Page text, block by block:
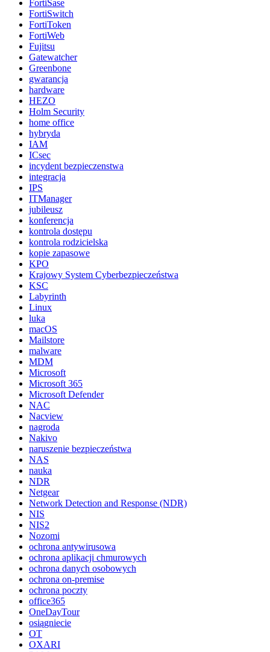
FortiSase
FortiSwitch
FortiToken
FortiWeb
Fujitsu
Gatewatcher
Greenbone
gwarancja
hardware
HEZO
Holm Security
home office
hybryda
IAM
ICsec
incydent bezpieczenstwa
integracja
IPS
ITManager
jubileusz
konferencja
kontrola dostępu
kontrola rodzicielska
kopie zapasowe
KPO
Krajowy System Cyberbezpieczeństwa
KSC
Labyrinth
Linux
luka
macOS
Mailstore
malware
MDM
Microsoft
Microsoft 365
Microsoft Defender
NAC
Nacview
nagroda
Nakivo
naruszenie bezpieczeństwa
NAS
nauka
NDR
Netgear
Network Detection and Response (NDR)
NIS
NIS2
Nozomi
ochrona antywirusowa
ochrona aplikacji chmurowych
ochrona danych osobowych
ochrona on-premise
ochrona poczty
office365
OneDayTour
osiągniecie
OT
OXARI